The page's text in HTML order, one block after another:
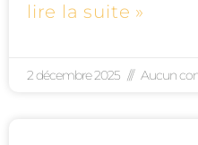
lire la suite »
2 décembre 2025 Aucun